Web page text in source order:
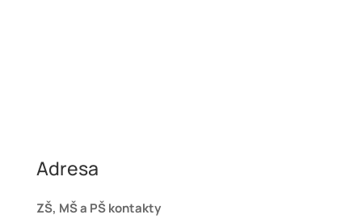
Adresa
ZŠ, MŠ a PŠ kontakty